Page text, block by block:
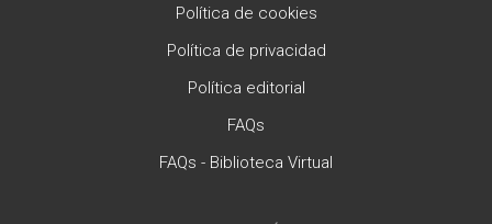
Política de cookies
Política de privacidad
Política editorial
FAQs
FAQs - Biblioteca Virtual